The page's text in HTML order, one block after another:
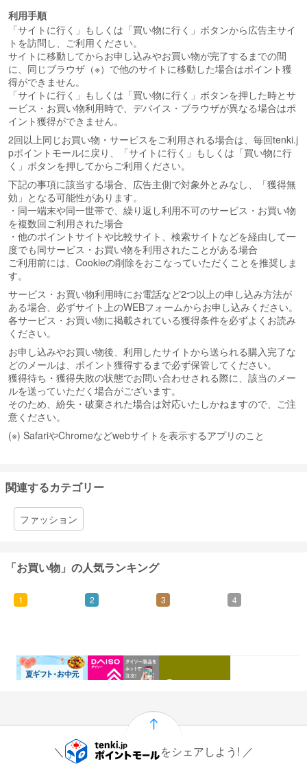
利用手順
「サイトに行く」もしくは「買い物に行く」ボタンから広告主サイ
トを訪問し、ご利用ください。
サイトに移動してからお申し込みやお買い物が完了するまでの間
に、同じブラウザ（※）で他のサイトに移動した場合はポイント獲
得ができません。
「サイトに行く」もしくは「買い物に行く」ボタンを押した時とサ
ービス・お買い物利用時で、デバイス・ブラウザが異なる場合はポ
イント獲得ができません。
2回以上同じお買い物・サービスをご利用される場合は、毎回tenki.j
pポイントモールに戻り、「サイトに行く」もしくは「買い物に行
く」ボタンを押してからご利用ください。
下記の事項に該当する場合、広告主側で対象外とみなし、「獲得無
効」となる可能性があります。
・同一端末や同一世帯で、繰り返し利用不可のサービス・お買い物
を複数回ご利用された場合
・他のポイントサイトや比較サイト、検索サイトなどを経由して一
度でも同サービス・お買い物を利用されたことがある場合
ご利用前には、Cookieの削除をおこなっていただくことを推奨しま
す。
サービス・お買い物利用時にお電話など2つ以上の申し込み方法が
ある場合、必ずサイト上のWEBフォームからお申し込みください。
各サービス・お買い物に掲載されている獲得条件を必ずよくお読み
ください。
お申し込みやお買い物後、利用したサイトから送られる購入完了な
どのメールは、ポイント獲得するまで必ず保管してください。
獲得待ち・獲得失敗の状態でお問い合わせされる際に、該当のメー
ルを送っていただく場合がございます。
そのため、紛失・破棄された場合は対応いたしかねますので、ご注
意ください。
(※) SafariやChromeなどwebサイトを表示するアプリのこと
関連するカテゴリー
ファッション
「お買い物」の人気ランキング
1
0.46%還元
2
1.5%還元
3 4
をシェアしよう!